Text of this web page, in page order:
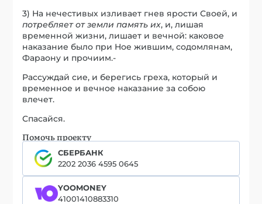
3) На нечестивых изливает гнев ярости Своей, и
потребляет от земли память их, и, лишая
временной жизни, лишает и вечной: каковое
наказание было при Ное жившим, содомлянам,
Фараону и прочиим.-
Рассуждай сие, и берегись греха, который и
временное и вечное наказание за собою
влечет.
Спасайся.
Помочь проекту
СБЕРБАНК
2202 2036 4595 0645
YOOMONEY
41001410883310